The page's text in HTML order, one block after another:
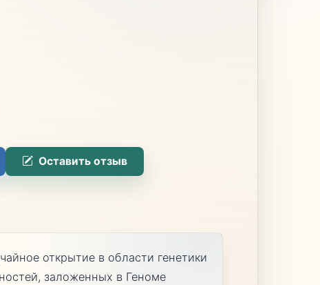
Оставить отзыв
открытие в области генетики
заложенных в Геноме